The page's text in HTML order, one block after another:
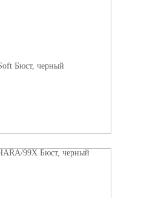
Бюст, черный